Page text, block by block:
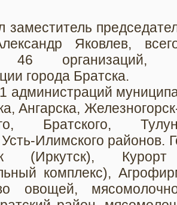
заместитель
Яковлев,
46 организаций,
города Братска.
администраций
Ангарска,
Братского,
Усть-Илимского районов.
(Иркутск),
комплекс),
овощей,